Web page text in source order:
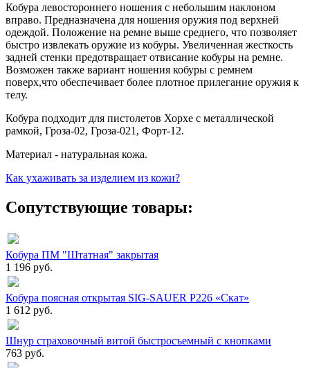
Кобура левостороннего ношения с небольшим наклоном
вправо. Предназначена для ношения оружия под верхней
одеждой. Положение на ремне выше среднего, что позволяет
быстро извлекать оружие из кобуры. Увеличенная жесткость
задней стенки предотвращает отвисание кобуры на ремне.
Возможен также вариант ношения кобуры с ремнем
поверх,что обеспечивает более плотное прилегание оружия к
телу.
Кобура подходит для пистолетов Хорхе с металлической
рамкой, Гроза-02, Гроза-021, Форт-12.
Материал - натуральная кожа.
Как ухаживать за изделием из кожи?
Сопутствующие товары:
Кобура ПМ "Штатная" закрытая
1 196 руб.
Кобура поясная открытая SIG-SAUER P226 «Скат»
1 612 руб.
Шнур страховочный витой быстросъемный с кнопками
763 руб.